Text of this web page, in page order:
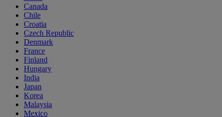
Canada
Chile
Croatia
Czech Republic
Denmark
France
Finland
Hungary
India
Japan
Korea
Malaysia
Mexico